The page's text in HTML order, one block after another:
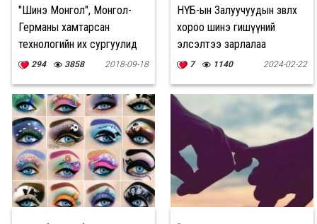
"Шинэ Монгол", Монгол-
Германы хамтарсан
технологийн их сургуулид
оюутнуудын кредитийг
294 3858 2018-09-18
НҮБ-ын Залуучуудын зөвлөх
хороо шинэ гишүүний
элсэлтээ зарлалаа
7 1140 2024-02-22